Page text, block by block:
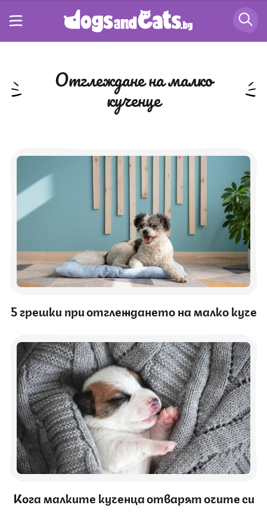
отглеждане на малко
кученце
5 грешки при отглеждането на малко куче
Кога малките кученца отварят очите си